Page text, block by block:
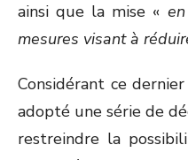
ainsi que la mise «
mesures visant à
Considérant ce
adopté une série de
restreindre la